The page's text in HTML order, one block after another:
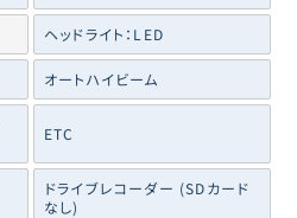
ヘッドライト：LED
オートハイビーム
ETC
ドライブレコーダー (SDカード
なし)